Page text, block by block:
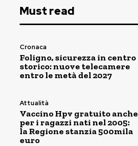
Must read
Cronaca
Foligno, sicurezza in centro
storico: nuove telecamere
entro le metà del 2027
Attualità
Vaccino Hpv gratuito anche
per i ragazzi nati nel 2005:
la Regione stanzia 500mila
euro